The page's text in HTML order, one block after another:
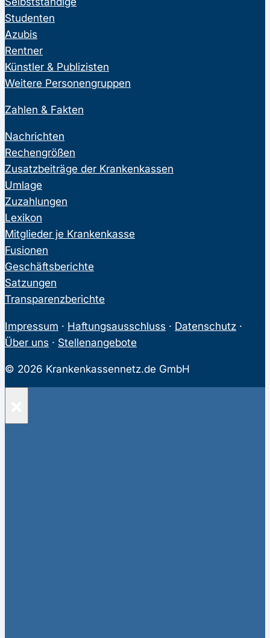
Studenten
Azubis
Rentner
Künstler & Publizisten
Weitere Personengruppen
Zahlen & Fakten
Nachrichten
Rechengrößen
Zusatzbeiträge der Krankenkassen
Umlage
Zuzahlungen
Lexikon
Mitglieder je Krankenkasse
Fusionen
Geschäftsberichte
Satzungen
Transparenzberichte
Impressum · Haftungsausschluss · Datenschutz ·
Über uns · Stellenangebote
© 2026 Krankenkassennetz.de GmbH